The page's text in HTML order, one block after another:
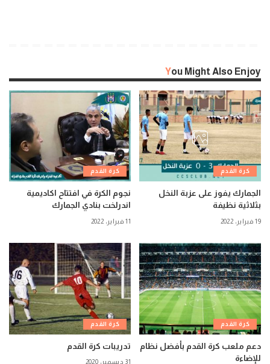
You Might Also Enjoy
كرة القدم
الجمارك يفوز على عزبة النخل
بثلاثية نظيفة
19 فبراير، 2022
كرة القدم
نجوم الكرة في افتتاح اكاديمية
اندرلخت بنادي الجمارك
11 فبراير، 2022
كرة القدم
دعم ملعب كرة القدم بأفضل نظام
للإضاءة
كرة القدم
تدريبات كرة القدم
31 ديسمبر، 2020